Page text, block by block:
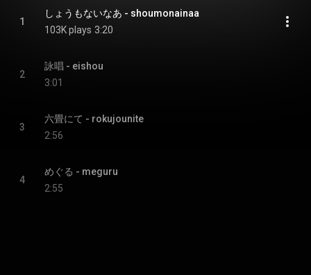
1
しょうもないなあ - shoumonainaa
103K plays 3:20
2
詠唱 - eishou
3:01
3
六畳にて - rokujounite
2:56
4
めぐる - meguru
2:55